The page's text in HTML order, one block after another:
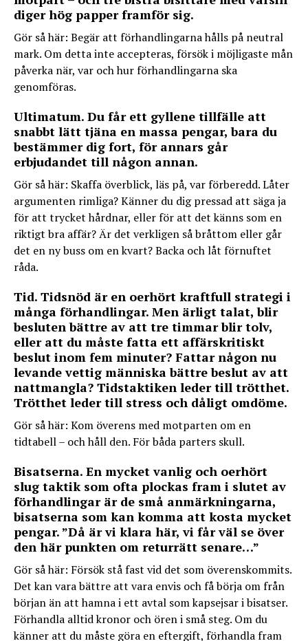
diger hög papper framför sig.
Gör så här: Begär att förhandlingarna hålls på neutral
mark. Om detta inte accepteras, försök i möjligaste mån
påverka när, var och hur förhandlingarna ska
genomföras.
Ultimatum. Du får ett gyllene tillfälle att
snabbt lätt tjäna en massa pengar, bara du
bestämmer dig fort, för annars går
erbjudandet till någon annan.
Gör så här: Skaffa överblick, läs på, var förberedd. Låter
argumenten rimliga? Känner du dig pressad att säga ja
för att trycket hårdnar, eller för att det känns som en
riktigt bra affär? Är det verkligen så bråttom eller går
det en ny buss om en kvart? Backa och låt förnuftet
råda.
Tid. Tidsnöd är en oerhört kraftfull strategi i
många förhandlingar. Men ärligt talat, blir
besluten bättre av att tre timmar blir tolv,
eller att du måste fatta ett affärskritiskt
beslut inom fem minuter? Fattar någon nu
levande vettig människa bättre beslut av att
nattmangla? Tidstaktiken leder till trötthet.
Trötthet leder till stress och dåligt omdöme.
Gör så här: Kom överens med motparten om en
tidtabell – och håll den. För båda parters skull.
Bisatserna. En mycket vanlig och oerhört
slug taktik som ofta plockas fram i slutet av
förhandlingar är de små anmärkningarna,
bisatserna som kan komma att kosta mycket
pengar. ”Då är vi klara här, vi får väl se över
den här punkten om returrätt senare…”
Gör så här: Försök stå fast vid det som överenskommits.
Det kan vara bättre att vara envis och få börja om från
början än att hamna i ett avtal som kapsejsar i bisatser.
Förhandla alltid kronor och ören i små steg. Om du
känner att du måste göra en eftergift, förhandla fram